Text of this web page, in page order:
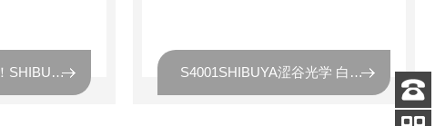
S-Loupe10X进口！！SHIBUYA涩谷光学 标准比例尺放大镜 S4001SHIBUYA涩谷光学 白色光泽型玻璃参考标尺
客服